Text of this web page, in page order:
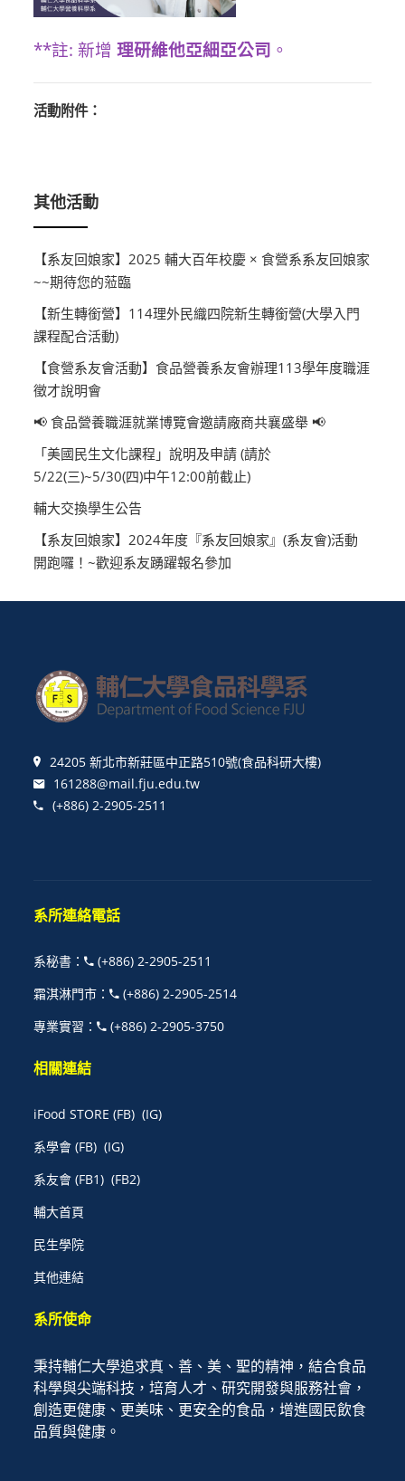
**註: 新增理研維他亞細亞公司 。
活動附件：
其他活動
【系友回娘家】2025 輔大百年校慶 × 食營系系友回娘家
~~期待您的蒞臨
【新生轉銜營】114理外民織四院新生轉銜營(大學入門
課程配合活動)
【食營系友會活動】食品營養系友會辦理113學年度職涯
徵才說明會
📢 食品營養職涯就業博覽會邀請廠商共襄盛舉 📢
「美國民生文化課程」說明及申請 (請於
5/22(三)~5/30(四)中午12:00前截止)
輔大交換學生公告
【系友回娘家】2024年度『系友回娘家』(系友會)活動
開跑囉！~歡迎系友踴躍報名參加
24205 新北市新莊區中正路510號(食品科研大樓)
161288@mail.fju.edu.tw
(+886) 2-2905-2511
系所連絡電話
系秘書 ：
(+886) 2-2905-2511
霜淇淋門市 ：
(+886) 2-2905-2514
專業實習 ： (+886) 2-2905-3750
相關連結
iFood STORE (FB) (IG)
系學會 (FB) (IG)
系友會 (FB1) (FB2)
輔大首頁
民生學院
其他連結
系所使命
秉持輔仁大學追求真、善、美、聖的精神，結合食品
科學與尖端科技，培育人才、研究開發與服務社會，
創造更健康、更美味、更安全的食品，增進國民飲食
品質與健康。